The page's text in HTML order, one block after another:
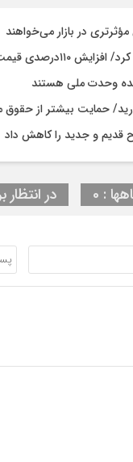
در بازار می‌خواهند
کاهش۴۰درصدی تقاضا
وحدت ملی هستند
حمایت بیشتر از حقوق
قدیم و جدید را کاهش داد
: 0 در انتظار